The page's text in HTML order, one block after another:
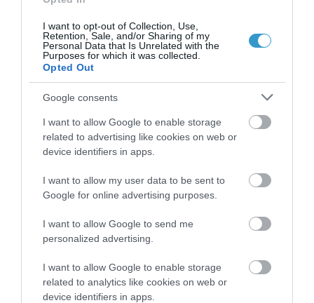
I want to opt-out of Collection, Use,
Retention, Sale, and/or Sharing of my
Personal Data that Is Unrelated with the
Purposes for which it was collected.
Opted Out
Google consents
I want to allow Google to enable storage
related to advertising like cookies on web or
device identifiers in apps.
I want to allow my user data to be sent to
Google for online advertising purposes.
I want to allow Google to send me
personalized advertising.
I want to allow Google to enable storage
related to analytics like cookies on web or
device identifiers in apps.
Posted on 09 Ιούν 2026
Laser μυωπίας το καλοκαίρι:
Γιατί δεν πρέπει να το
Νέα